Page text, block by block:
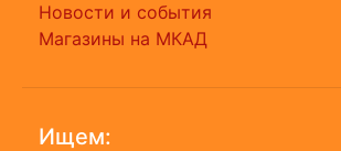
Новости и события
Магазины на МКАД
Ищем: